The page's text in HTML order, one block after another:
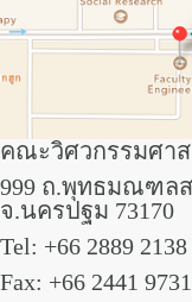
คณะวิศวกรรมศา
999 ถ.พุทธมณฑล
จ.นครปฐม 73170
Tel: +66 2889 2138
Fax: +66 2441 9731